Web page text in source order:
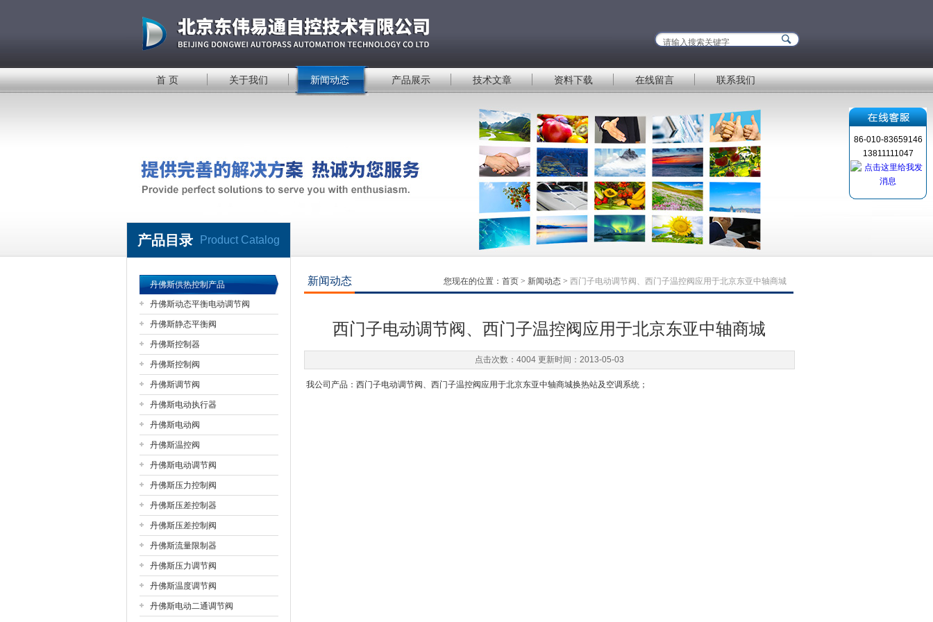
公司名称
首 页 关于我们 新闻动态 产品展示 技术文章 资料下载 在线留言 联系我们
产品目录 Product Catalog
丹佛斯供热控制产品
丹佛斯动态平衡电动调节阀
丹佛斯静态平衡阀
丹佛斯控制器
丹佛斯控制阀
丹佛斯调节阀
丹佛斯电动执行器
丹佛斯电动阀
丹佛斯温控阀
丹佛斯电动调节阀
丹佛斯压力控制阀
丹佛斯压差控制器
丹佛斯压差控制阀
丹佛斯流量限制器
丹佛斯压力调节阀
丹佛斯温度调节阀
丹佛斯电动二通调节阀
新闻动态 您现在的位置： 首页 > 新闻动态 > 西门子电动调节阀、西门子温控阀应用于北京东亚中轴商城
西门子电动调节阀、西门子温控阀应用于北京东亚中轴商城
点击次数：4004 更新时间：2013-05-03
我公司产品：西门子电动调节阀、西门子温控阀应用于北京东亚中轴商城换热站及空调系统；
86-010-83659146
13811111047